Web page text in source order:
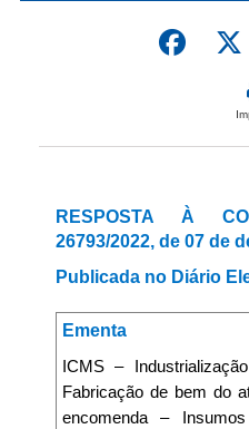
RESPOSTA À
26793/2022, de 07 de
Publicada no Diário
Ementa
ICMS –
Fabricação de bem do
encomenda –